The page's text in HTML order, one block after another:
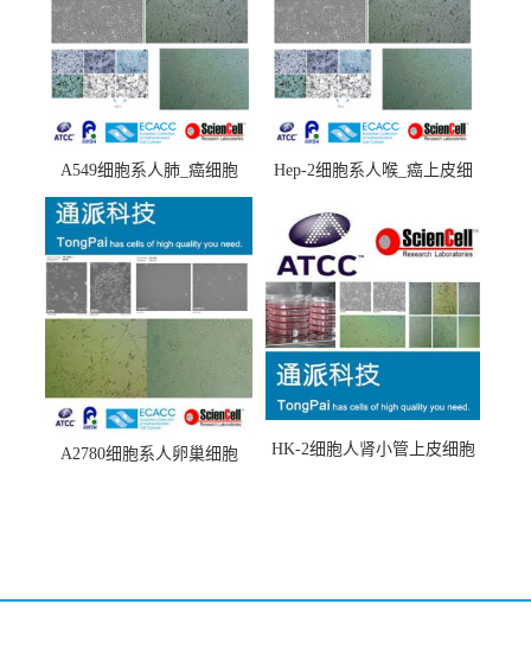
A549细胞系人肺_癌细胞
(A549细胞)
Hep-2细胞系人喉_癌上皮细
A2780细胞系人卵巢细胞
HK-2细胞人肾小管上皮细胞